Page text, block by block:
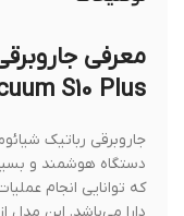
S10 Plus
دستگاه هوشمند و بسیار
که توانایی انجام عملیات
دارا می‌باشد. این مدل از